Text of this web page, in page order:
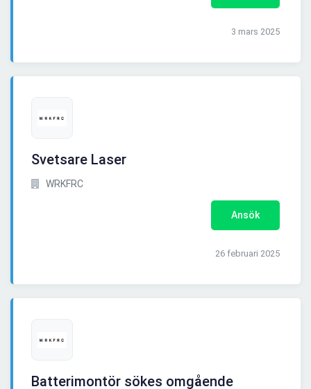
3 mars 2025
Svetsare Laser
WRKFRC
Ansök
26 februari 2025
Batterimontör sökes omgående